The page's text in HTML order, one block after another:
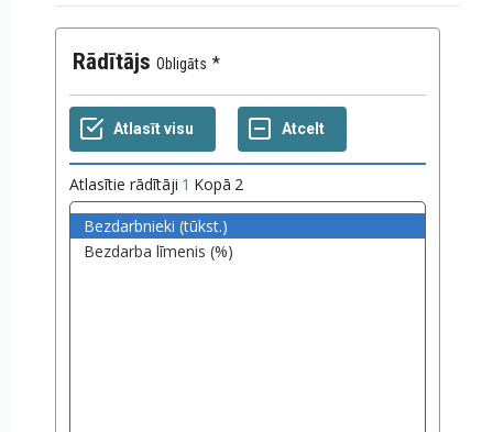
Rādītājs Obligāts
Atlasītie rādītāji 1 Kopā 2